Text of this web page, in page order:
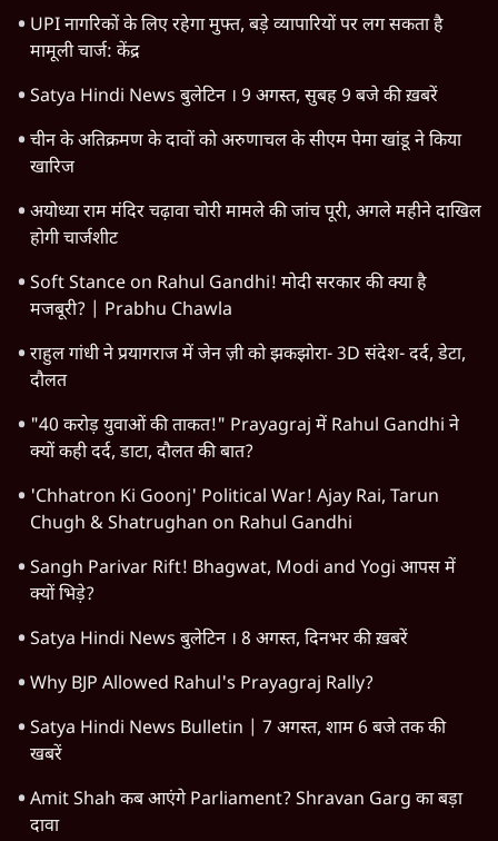
UPI नागरिकों के लिए रहेगा मुफ्त, बड़े व्यापारियों पर लग सकता है
मामूली चार्ज: केंद्र
Satya Hindi News बुलेटिन । 9 अगस्त, सुबह 9 बजे की ख़बरें
चीन के अतिक्रमण के दावों को अरुणाचल के सीएम पेमा खांडू ने किया
खारिज
अयोध्या राम मंदिर चढ़ावा चोरी मामले की जांच पूरी, अगले महीने दाखिल
होगी चार्जशीट
Soft Stance on Rahul Gandhi! मोदी सरकार की क्या है
मजबूरी? | Prabhu Chawla
राहुल गांधी ने प्रयागराज में जेन ज़ी को झकझोरा- 3D संदेश- दर्द, डेटा,
दौलत
"40 करोड़ युवाओं की ताकत!" Prayagraj में Rahul Gandhi ने
क्यों कही दर्द, डाटा, दौलत की बात?
'Chhatron Ki Goonj' Political War! Ajay Rai, Tarun
Chugh & Shatrughan on Rahul Gandhi
Sangh Parivar Rift! Bhagwat, Modi and Yogi आपस में
क्यों भिड़े?
Satya Hindi News बुलेटिन । 8 अगस्त, दिनभर की ख़बरें
Why BJP Allowed Rahul's Prayagraj Rally?
Satya Hindi News Bulletin | 7 अगस्त, शाम 6 बजे तक की
खबरें
Amit Shah कब आएंगे Parliament? Shravan Garg का बड़ा
दावा